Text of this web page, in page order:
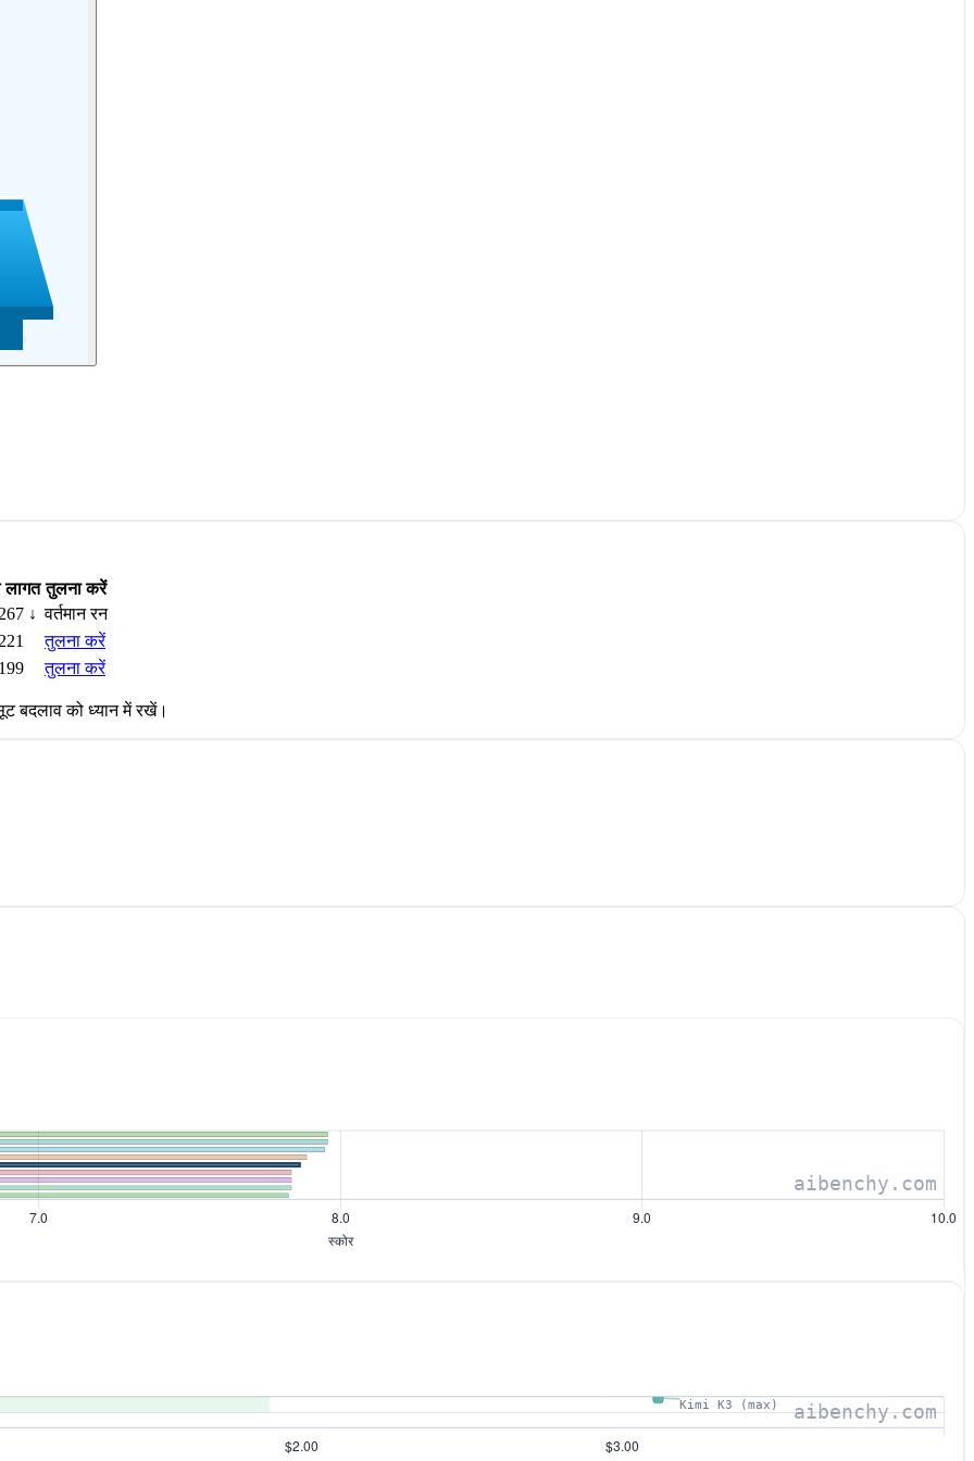
तुलना करें
↓ वर्तमान रन
तुलना करें
तुलना करें
बदलाव को ध्यान में रखें।